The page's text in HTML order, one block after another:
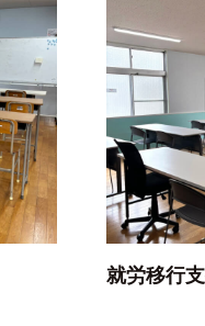
就労移行